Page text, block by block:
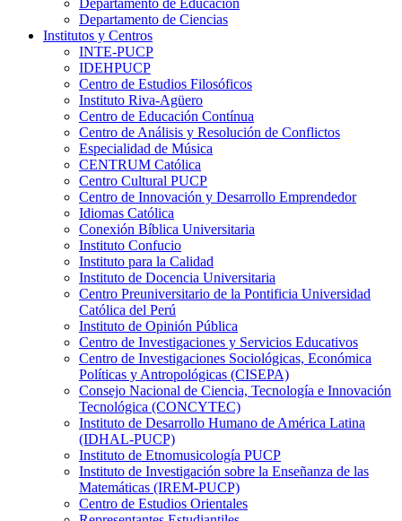
Departamento de Educación
Departamento de Ciencias
Institutos y Centros
INTE-PUCP
IDEHPUCP
Centro de Estudios Filosóficos
Instituto Riva-Agüero
Centro de Educación Contínua
Centro de Análisis y Resolución de Conflictos
Especialidad de Música
CENTRUM Católica
Centro Cultural PUCP
Centro de Innovación y Desarrollo Emprendedor
Idiomas Católica
Conexión Bíblica Universitaria
Instituto Confucio
Instituto para la Calidad
Instituto de Docencia Universitaria
Centro Preuniversitario de la Pontificia Universidad
Católica del Perú
Instituto de Opinión Pública
Centro de Investigaciones y Servicios Educativos
Centro de Investigaciones Sociológicas, Económica
Políticas y Antropológicas (CISEPA)
Consejo Nacional de Ciencia, Tecnología e Innovación
Tecnológica (CONCYTEC)
Instituto de Desarrollo Humano de América Latina
(IDHAL-PUCP)
Instituto de Etnomusicología PUCP
Instituto de Investigación sobre la Enseñanza de las
Matemáticas (IREM-PUCP)
Centro de Estudios Orientales